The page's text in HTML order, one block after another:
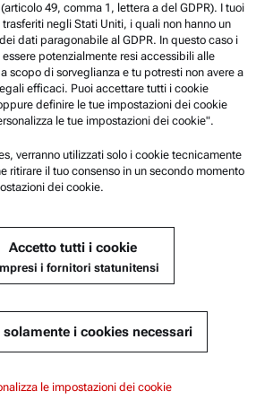
Centers
49, comma 1, lettera a del GDPR). I tuoi
negli Stati Uniti, i quali non hanno un
dati paragonabile al GDPR. In questo caso i
potenzialmente resi accessibili alle
scopo di sorveglianza e tu potresti non avere a
efficaci. Puoi accettare tutti i cookie
definire le tue impostazioni dei cookie
le tue impostazioni dei cookie".
verranno utilizzati solo i cookie tecnicamente
ritirare il tuo consenso in un secondo momento
dei cookie.
Accetto tutti i cookie
i fornitori statunitensi
solamente i cookies necessari
le impostazioni dei cookie